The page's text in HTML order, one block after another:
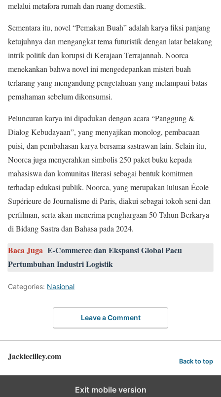
melalui metafora rumah dan ruang domestik.
Sementara itu, novel “Pemakan Buah” adalah karya fiksi panjang
ketujuhnya dan mengangkat tema futuristik dengan latar belakang
intrik politik dan korupsi di Kerajaan Terrajannah. Noorca
menekankan bahwa novel ini mengedepankan misteri buah
terlarang yang mengandung pengetahuan yang melampaui batas
pemahaman sebelum dikonsumsi.
Peluncuran karya ini dipadukan dengan acara “Panggung &
Dialog Kebudayaan”, yang menyajikan monolog, pembacaan
puisi, dan pembahasan karya bersama sastrawan lain. Selain itu,
Noorca juga menyerahkan simbolis 250 paket buku kepada
mahasiswa dan komunitas literasi sebagai bentuk komitmen
terhadap edukasi publik. Noorca, yang merupakan lulusan École
Supérieure de Journalisme di Paris, diakui sebagai tokoh seni dan
perfilman, serta akan menerima penghargaan 50 Tahun Berkarya
di Bidang Sastra dan Bahasa pada 2024.
Baca Juga E-Commerce dan Ekspansi Global Pacu
Pertumbuhan Industri Logistik
Categories: Nasional
Leave a Comment
Jackiecilley.com Back to top
Exit mobile version